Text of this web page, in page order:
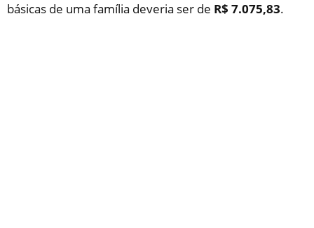
básicas de uma família deveria ser de R$ 7.075,83.